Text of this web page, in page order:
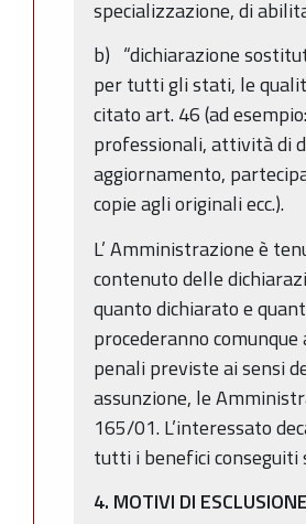
specializzazione, di
b) “dichiarazione
per tutti gli stati, le
citato art. 46 (ad
professionali, attività di
aggiornamento,
copie agli originali ecc.).
L’ Amministrazione è
contenuto delle
quanto dichiarato e
procederanno
penali previste ai sensi
assunzione, le
165/01. L’interessato
tutti i benefici conseguiti
4. MOTIVI DI